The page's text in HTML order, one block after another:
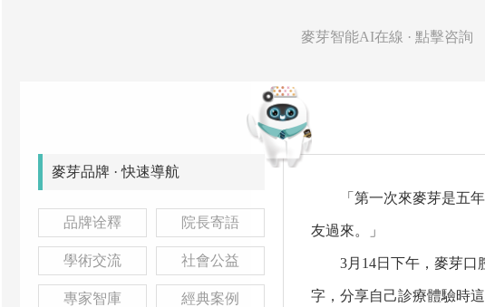
麥芽智能AI在線 · 點擊咨詢
麥芽品牌 · 快速導航
品牌诠釋 院長寄語
學術交流 社會公益
專家智庫 經典案例
「第一次來麥芽是五年
友過來。」
3月14日下午，麥芽口腔
字，分享自己診療體驗時這